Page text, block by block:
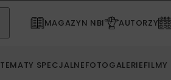
MAGAZYN NBI AUTORZY
TEMATY SPECJALNEFOTOGALERIEFILMY